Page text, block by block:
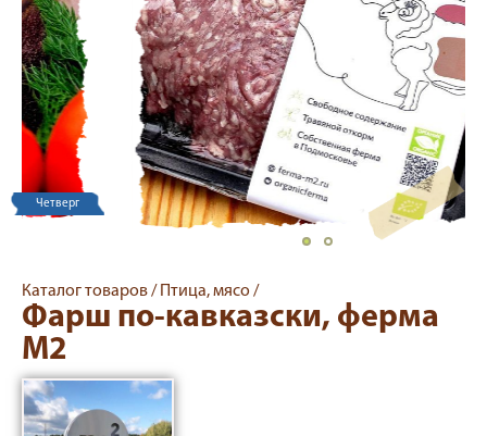
Четверг
Каталог товаров / Птица, мясо /
Фарш по-кавказски, ферма
М2